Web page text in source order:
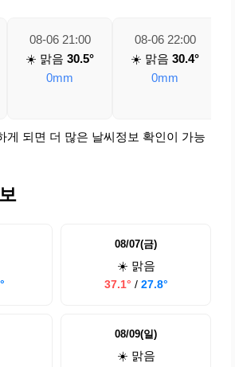
08-06 21:00
☀️ 맑음 30.5°
0mm
08-06 22:00
☀️ 맑음 30.4°
0mm
게 되면 더 많은 날씨정보 확인이 가능
08/07(금)
☀️ 맑음
37.1° / 27.8°
08/09(일)
☀️ 맑음